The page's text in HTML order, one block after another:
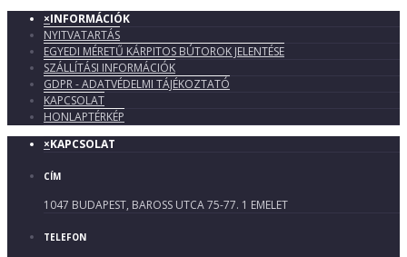
×INFORMÁCIÓK
NYITVATARTÁS
EGYEDI MÉRETŰ KÁRPITOS BÚTOROK JELENTÉSE
SZÁLLÍTÁSI INFORMÁCIÓK
GDPR - ADATVÉDELMI TÁJÉKOZTATÓ
KAPCSOLAT
HONLAPTÉRKÉP
×KAPCSOLAT
CÍM
1047 BUDAPEST, BAROSS UTCA 75-77. 1 EMELET
TELEFON